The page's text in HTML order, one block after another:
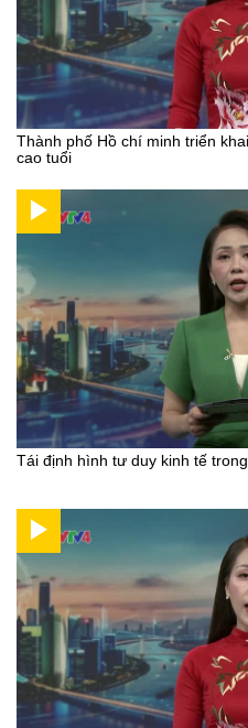
Thành phố Hồ chí minh triển
cao tuổi
Tái định hình tư duy kinh tế